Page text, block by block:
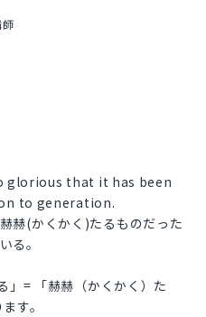
glorious that it has been
to generation.
赫(かくかく)たるものだった
る。
」= 「赫赫（かくかく）た
す。